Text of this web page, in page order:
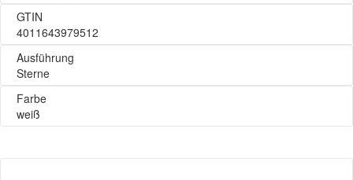
GTIN
4011643979512
Ausführung
Sterne
Farbe
weiß